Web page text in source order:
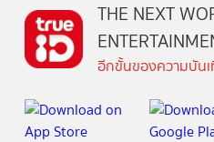
THE NEXT
อีกขั้นของความบัน